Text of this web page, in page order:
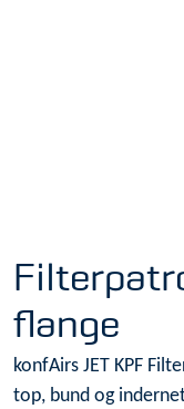
flange
konfAirs JET KPF
top, bund og